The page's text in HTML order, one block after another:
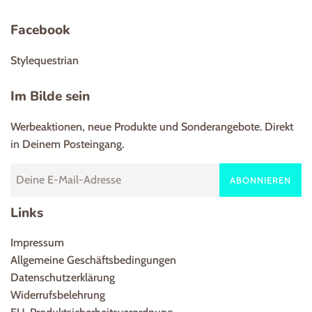
Facebook
Stylequestrian
Im Bilde sein
Werbeaktionen, neue Produkte und Sonderangebote. Direkt
in Deinem Posteingang.
ABONNIEREN
Links
Impressum
Allgemeine Geschäftsbedingungen
Datenschutzerklärung
Widerrufsbelehrung